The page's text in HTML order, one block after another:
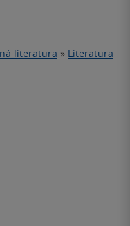
literatura » Literatura